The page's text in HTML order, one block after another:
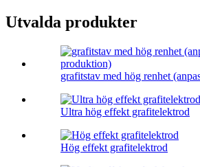
Utvalda produkter
grafitstav med hög renhet
Ultra hög effekt grafitelektrod
Hög effekt grafitelektrod